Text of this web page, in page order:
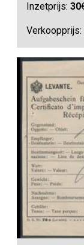
Inzetprijs:30
Verkoopprijs: